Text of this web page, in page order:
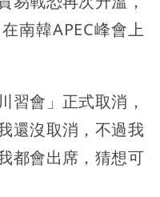
南韓APEC峰會上
習會」正式取消，
還沒取消，不過我
都會出席，猜想可